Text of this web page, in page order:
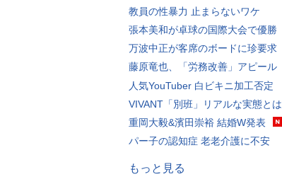
教員の性暴力 止まらないワケ
張本美和が卓球の国際大会で優勝
万波中正が客席のボードに珍要求
藤原竜也、「労務改善」アピール
人気YouTuber 白ビキニ加工否定
VIVANT「別班」リアルな実態とは
重岡大毅&濱田崇裕 結婚W発表
パー子の認知症 老老介護に不安
もっと見る